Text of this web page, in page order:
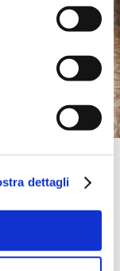
dettagli
19:00